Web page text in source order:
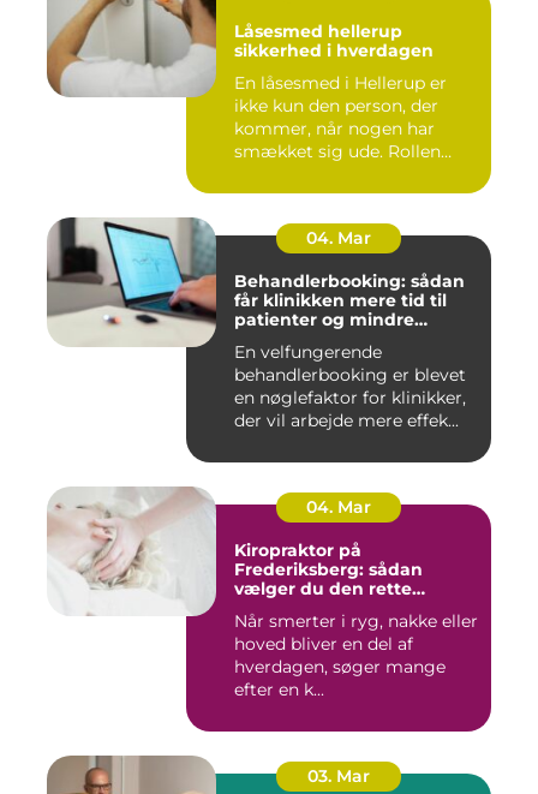
Låsesmed hellerup
sikkerhed i hverdagen
En låsesmed i Hellerup er
ikke kun den person, der
kommer, når nogen har
smækket sig ude. Rollen
04. Mar
Behandlerbooking: sådan
får klinikken mere tid til
patienter og mindre
En velfungerende
behandlerbooking er blevet
en nøglefaktor for klinikker,
der vil arbejde mere effek...
04. Mar
Kiropraktor på
Frederiksberg: sådan
vælger du den rette
Når smerter i ryg, nakke eller
hoved bliver en del af
hverdagen, søger mange
efter en k...
03. Mar